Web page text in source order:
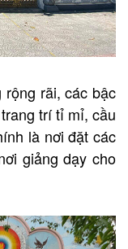
rộng rãi, các bậc
trí tỉ mỉ, cầu
là nơi đặt các
giảng dạy cho